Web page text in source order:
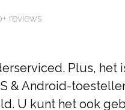
reviews
Plus, het
& Android-
U kunt het ook